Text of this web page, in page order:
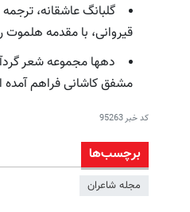
گلبانگ عاشقانه،
قیروانی، با مقدمه هلموت
ده‏ها مجموعه شعر
مشفق کاشانی فراهم
کد خبر95263
برچسب‌ها
مجله شاعران